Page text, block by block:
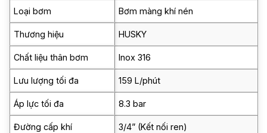
Loại bơm Bơm màng khí nén
Thương hiệu HUSKY
Chất liệu thân bơm Inox 316
Lưu lượng tối đa 159 L/phút
Áp lực tối đa 8.3 bar
Đường cấp khí 3/4” (Kết nối ren)